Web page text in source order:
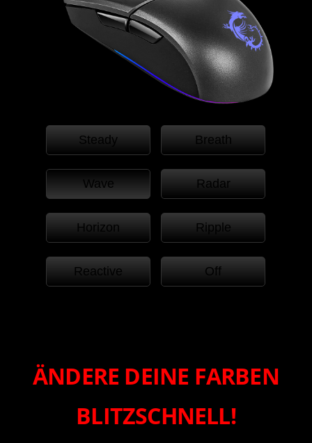
Steady Breath
Wave Radar
Horizon Ripple
Reactive Off
ÄNDERE DEINE FARBEN
BLITZSCHNELL!